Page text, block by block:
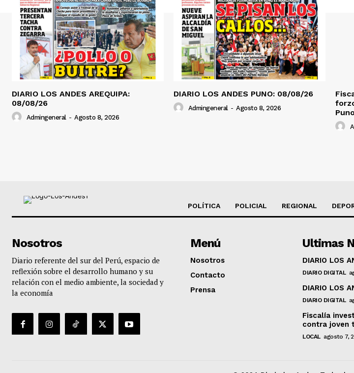
DIARIO LOS ANDES AREQUIPA:
08/08/26
Admingeneral - Agosto 8, 2026
DIARIO LOS ANDES PUNO: 08/08/26
Admingeneral - Agosto 8, 2026
POLÍTICA POLICIAL REGIONAL
Nosotros
Diario referente del sur del Perú, espacio de
reflexión sobre el desarrollo humano y su
relación con el medio ambiente, la sociedad y
la economía
Menú
Nosotros
Contacto
Prensa
Ultimas
DIARIO LOS
DIARIO DIGITAL
DIARIO LOS
DIARIO DIGITAL
Fiscalía
contra joven
LOCAL agosto 7,